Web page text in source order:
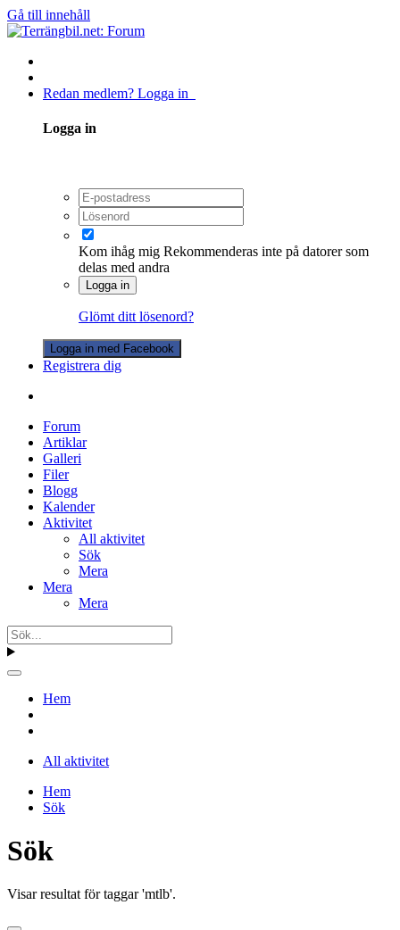
Gå till innehåll
Redan medlem? Logga in
Logga in
Kom ihåg mig Rekommenderas inte på datorer som
delas med andra
Logga in
Glömt ditt lösenord?
Logga in med Facebook
Registrera dig
Forum
Artiklar
Galleri
Filer
Blogg
Kalender
Aktivitet
All aktivitet
Sök
Mera
Mera
Mera
Hem
All aktivitet
Hem
Sök
Sök
Visar resultat för taggar 'mtlb'.